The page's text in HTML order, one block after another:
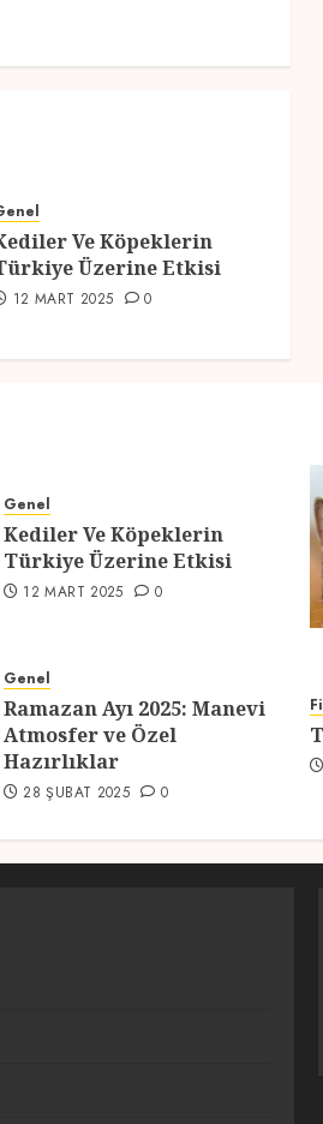
Ve Köpeklerin
Üzerine Etkisi
12 MART 2025 0
Genel
Kediler Ve Köpeklerin
Türkiye Üzerine Etkisi
12 MART 2025 0
Genel
Ramazan Ayı 2025: Manevi
Atmosfer ve Özel
Hazırlıklar
28 ŞUBAT 2025 0